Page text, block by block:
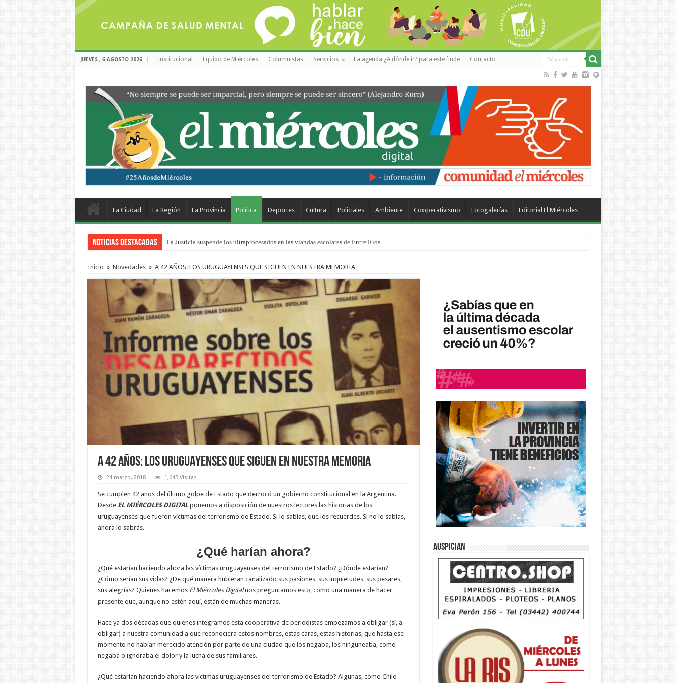
JUEVES , 6 AGOSTO 2026 Institucional Equipo de Miércoles Columnistas Servicios La agenda ¿A dónde ir? para este finde Contacto
La Ciudad La Región La Provincia Política Deportes Cultura Policiales Ambiente Cooperativismo Fotogalerías Editorial El Miércoles
Noticias Destacadas La Justicia suspende los ultraprocesados en las viandas escolares de Entre Ríos
Inicio » Novedades » A 42 AÑOS: LOS URUGUAYENSES QUE SIGUEN EN NUESTRA MEMORIA
A 42 AÑOS: LOS URUGUAYENSES QUE SIGUEN EN NUESTRA MEMORIA
24 marzo, 2018 1,645 Visitas
Se cumplen 42 años del último golpe de Estado que derrocó un gobierno constitucional en la Argentina.
Desde EL MIÉRCOLES DIGITALponemos a disposición de nuestros lectores las historias de los
uruguayenses que fueron víctimas del terrorismo de Estado. Si lo sabías, que los recuerdes. Si no lo sabías,
ahora lo sabrás.
¿Qué harían ahora?
¿Qué estarían haciendo ahora las víctimas uruguayenses del terrorismo de Estado? ¿Dónde estarían?
¿Cómo serían sus vidas? ¿De qué manera hubieran canalizado sus pasiones, sus inquietudes, sus pesares,
sus alegrías? Quienes hacemos El Miércoles Digitalnos preguntamos esto, como una manera de hacer
presente que, aunque no estén aquí, están de muchas maneras.
Hace ya dos décadas que quienes integramos esta cooperativa de periodistas empezamos a obligar (sí, a
obligar) a nuestra comunidad a que reconociera estos nombres, estas caras, estas historias, que hasta ese
momento no habían merecido atención por parte de una ciudad que los negaba, los ninguneaba, como
negaba o ignoraba el dolor y la lucha de sus familiares.
¿Qué estarían haciendo ahora las víctimas uruguayenses del terrorismo de Estado? Algunas, como Chilo
Auspician